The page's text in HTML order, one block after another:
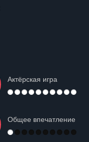
Актёрская игра
Общее впечатление